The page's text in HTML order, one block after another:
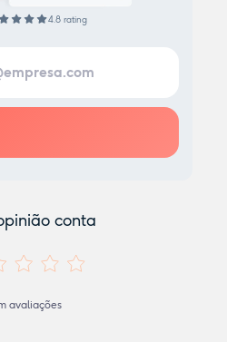
4.8 rating
conta
avaliações